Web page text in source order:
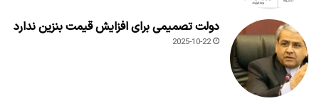
دولت تصمیمی برای افزایش قیمت بنزین ندارد
2025-10-22